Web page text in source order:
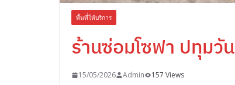
พื้นที่่ให้บริการ
ร้านซ่อมโซฟา ปทุมวัน
15/05/2026 Admin 157 Views